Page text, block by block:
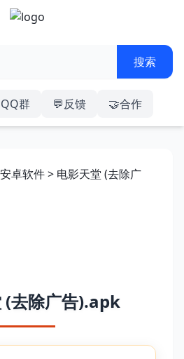
群 💬反馈 🤝合作
安卓软件> 电影天堂 (去除广
(去除广告).apk